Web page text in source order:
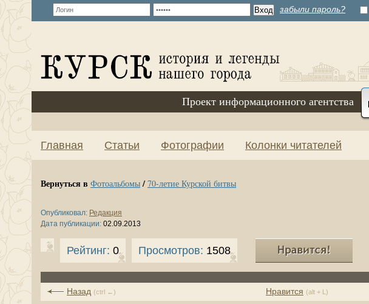
забыли пароль?
Проект информационного агентства
Главная Статьи Фотографии Колонки читателей
Вернуться в Фотоальбомы/ 70-летие Курской битвы
Опубликовал: Редакция
Дата публикации: 02.09.2013
Рейтинг: 0 Просмотров: 1508
Нравится (alt + L)
Назад (ctrl ←)